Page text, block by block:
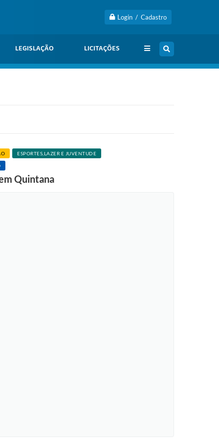
Login / Cadastro
LEGISLAÇÃO LICITAÇÕES
ESPORTES,LAZER E JUVENTUDE
Quintana